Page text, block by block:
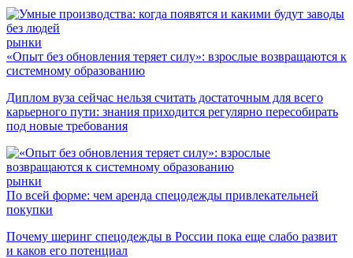
рынки
«Опыт без обновления теряет силу»: взрослые возвращаются к
системному образованию
Диплом вуза сейчас нельзя считать достаточным для всего
карьерного пути: знания приходится регулярно пересобирать
под новые требования
рынки
По всей форме: чем аренда спецодежды привлекательней
покупки
Почему шеринг спецодежды в России пока еще слабо развит
и каков его потенциал